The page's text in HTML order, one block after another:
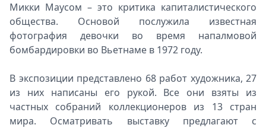
Микки Маусом – это критика капиталистического
общества. Основой послужила известная
фотография девочки во время напалмовой
бомбардировки во Вьетнаме в 1972 году.
В экспозиции представлено 68 работ художника, 27
из них написаны его рукой. Все они взяты из
частных собраний коллекционеров из 13 стран
мира. Осматривать выставку предлагают с